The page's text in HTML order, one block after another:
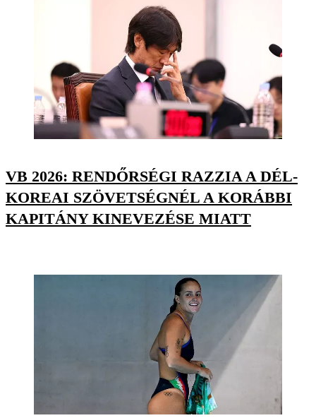
VB 2026: RENDŐRSÉGI RAZZIA A DÉL-
KOREAI SZÖVETSÉGNÉL A KORÁBBI
KAPITÁNY KINEVEZÉSE MIATT